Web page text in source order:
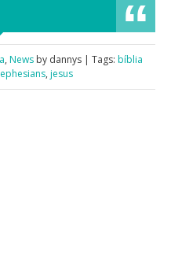
, News by dannys | Tags: bíblia
ephesians, jesus